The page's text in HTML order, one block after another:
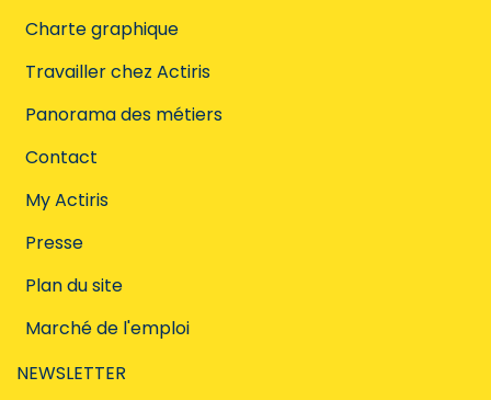
Charte graphique
Travailler chez Actiris
Panorama des métiers
Contact
My Actiris
Presse
Plan du site
Marché de l'emploi
NEWSLETTER